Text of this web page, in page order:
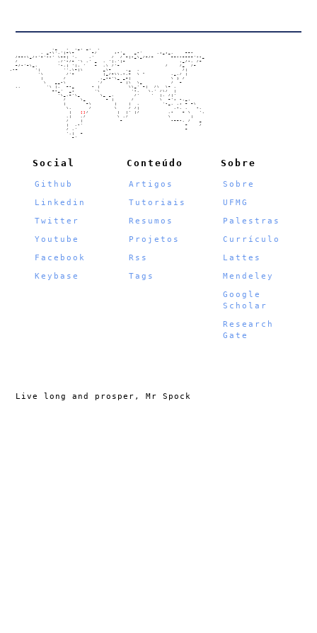
, _-\','|~\~      ~/      ;-'_   _-'     ,;_;_,    ~~-
/~~-\_/-'~'--' \~~| ',    ,'      /  / ~|-_\_/~/~      ~~--~~~~'--_
/              ,/'-/~ '\ ,' _  , '|,'|~                   ._/-, /~
~/-'~\_,       '-,| '|. '   ~  ,\ /'~                /    /_  /~
.-~      '|        '',\~|\       _\~     ,_  ,               /|
'\        /'~          |_/~\\,-,~  \ "         ,_,/ |
|       /            ._-~'\_ _~|              \ ) /
\   __-\           '/      ~ |\  \_          /  ~
.,         '\ |,  ~-_      - |          \\_' ~|  /\  \~ ,
~-_'  _;       '\           '-,   \,' /\/  |
'\_,~'\_       \_ _,       /'    '  |, /|'
/     \_       ~ |      /         \  ~'; -,_.
|       ~\        |    |  ,        '-_, ,; ~ ~\
\,      /        \    / /|            ,-, ,   -,
|
[] /          |  |' |/          ,-   ~ \   '.
,|   ,/           \ ,/              \       |
/    |             ~                 -~~-, /   _
|  ,-'                                    ~    /
/ ,'                                      ~
',|  ~
~'
Social
Github
Linkedin
Twitter
Youtube
Facebook
Keybase
Conteúdo
Artigos
Tutoriais
Resumos
Projetos
Rss
Tags
Sobre
Sobre
UFMG
Palestras
Currículo
Lattes
Mendeley
Google
Scholar
Research
Gate
Live long and prosper, Mr Spock